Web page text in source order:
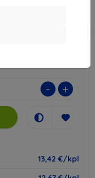
- +
13,42 €/kpl